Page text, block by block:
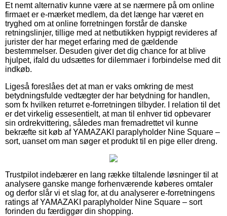
Et nemt alternativ kunne være at se nærmere på om online
firmaet er e-mærket medlem, da det længe har været en
tryghed om at online forretningen forstår de danske
retningslinjer, tillige med at netbutikken hyppigt revideres af
jurister der har meget erfaring med de gældende
bestemmelser. Desuden giver det dig chance for at blive
hjulpet, ifald du udsættes for dilemmaer i forbindelse med dit
indkøb.
Ligeså foreslåes det at man er vaks omkring de mest
betydningsfulde vedtægter der har betydning for handlen,
som fx hvilken returret e-forretningen tilbyder. I relation til det
er det virkelig essesentielt, at man til enhver tid opbevarer
sin ordrekvittering, således man fremadrettet vil kunne
bekræfte sit køb af YAMAZAKI paraplyholder Nine Square –
sort, uanset om man søger et produkt til en pige eller dreng.
Trustpilot indebærer en lang række tiltalende løsninger til at
analysere ganske mange forhenværende køberes omtaler
og derfor slår vi et slag for, at du analyserer e-forretningens
ratings af YAMAZAKI paraplyholder Nine Square – sort
forinden du færdiggør din shopping.